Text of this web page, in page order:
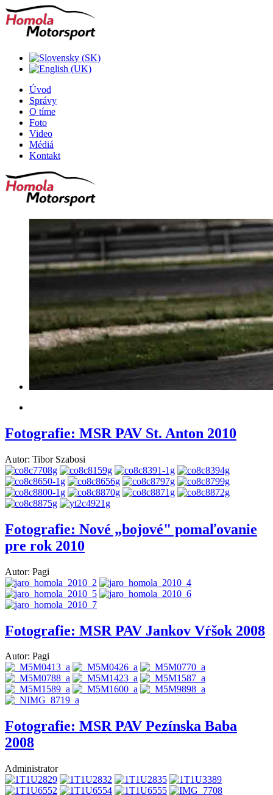
Úvod
Správy
O tíme
Foto
Video
Médiá
Kontakt
Fotografie: MSR PAV St. Anton 2010
Autor: Tibor Szabosi
Fotografie: Nové „bojové" pomaľovanie
pre rok 2010
Autor: Pagi
Fotografie: MSR PAV Jankov Vŕšok 2008
Autor: Pagi
Fotografie: MSR PAV Pezínska Baba
2008
Administrator